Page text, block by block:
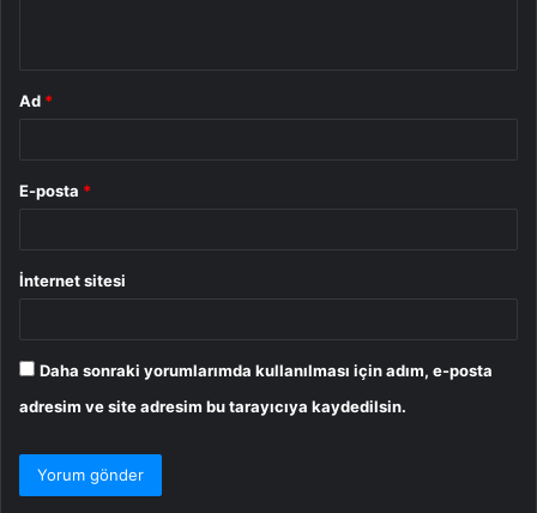
Ad *
E-posta *
İnternet sitesi
Daha sonraki yorumlarımda kullanılması için adım, e-posta
adresim ve site adresim bu tarayıcıya kaydedilsin.